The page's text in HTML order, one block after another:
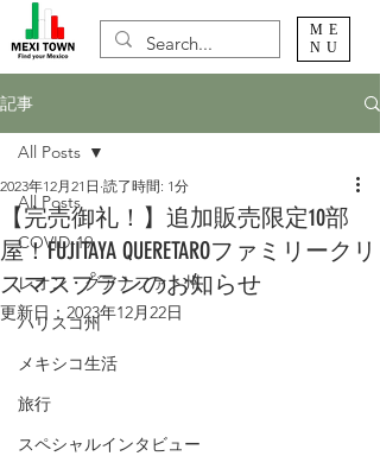
ME
NU
記事
All Posts
COVID-19
レオン・グアナファト州
ハリスコ州
メキシコ生活
旅行
スペシャルインタビュー
All Posts
【完売御礼！】追加販売限定10部
屋！FUJITAYA QUERETAROファミリークリ
スマスプランのお知らせ
2023年12月21日 読了時間: 1分
更新日： 2023年12月22日